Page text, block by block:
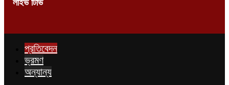
লাইভ টিভি
প্রতিবেদন
ভ্রমণ
অন্যান্য